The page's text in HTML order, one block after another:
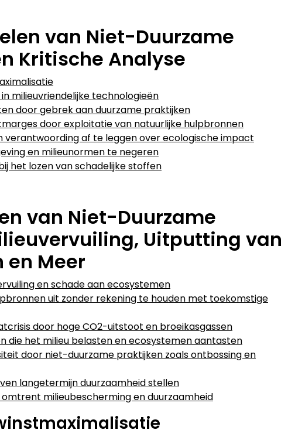
van Niet-Duurzame
Kritische Analyse
milieuvriendelijke technologieën
door gebrek aan duurzame praktijken
door exploitatie van natuurlijke hulpbronnen
verantwoording af te leggen over ecologische impact
en milieunormen te negeren
het lozen van schadelijke stoffen
van Niet-Duurzame
Uitputting van
en Meer
en schade aan ecosystemen
uit zonder rekening te houden met toekomstige
door hoge CO2-uitstoot en broeikasgassen
die het milieu belasten en ecosystemen aantasten
door niet-duurzame praktijken zoals ontbossing en
langetermijn duurzaamheid stellen
milieubescherming en duurzaamheid